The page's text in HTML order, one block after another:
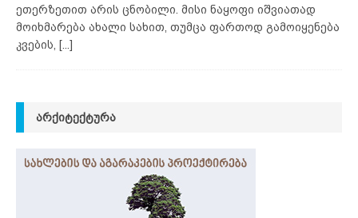
ეთერზეთით არის ცნობილი. მისი ნაყოფი იშვიათად
მოიხმარება ახალი სახით, თუმცა ფართოდ გამოიყენება
კვების,
[...]
ᲐᲠᲥᲘᲢᲔᲥᲢᲣᲠᲐ